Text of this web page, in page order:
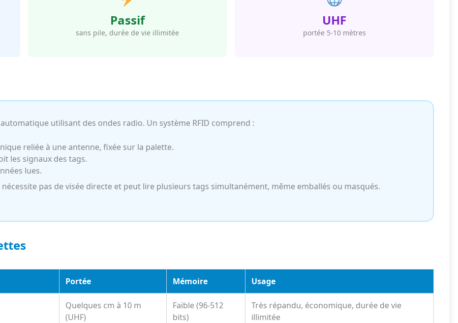
Passif
sans pile, durée de vie illimitée
UHF
portée 5-10 mètres
utilisant des ondes radio. Un système RFID comprend :
reliée à une antenne, fixée sur la palette.
les signaux des tags.
lues.
pas de visée directe et peut lire plusieurs tags simultanément, même emballés ou masqués.
Portée Mémoire Usage
Quelques cm à 10 m
(UHF)
Faible (96-512
bits)
Très répandu, économique, durée de vie
illimitée